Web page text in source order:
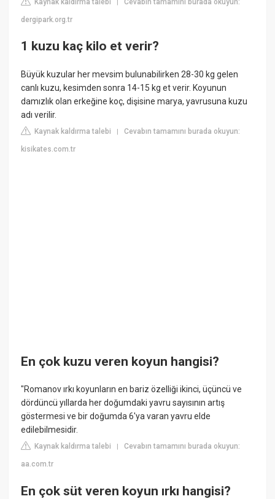
Kaynak kaldırma talebi |Cevabın tamamını burada okuyun:
dergipark.org.tr
1 kuzu kaç kilo et verir?
Büyük kuzular her mevsim bulunabilirken 28-30 kg gelen
canlı kuzu, kesimden sonra 14-15 kg et verir. Koyunun
damızlık olan erkeğine koç, dişisine marya, yavrusuna kuzu
adı verilir.
Kaynak kaldırma talebi |Cevabın tamamını burada okuyun:
kisikates.com.tr
En çok kuzu veren koyun hangisi?
"Romanov ırkı koyunların en bariz özelliği ikinci, üçüncü ve
dördüncü yıllarda her doğumdaki yavru sayısının artış
göstermesi ve bir doğumda 6'ya varan yavru elde
edilebilmesidir.
Kaynak kaldırma talebi |Cevabın tamamını burada okuyun:
aa.com.tr
En çok süt veren koyun ırkı hangisi?